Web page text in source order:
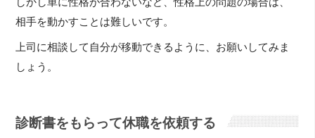
しかし単に性格が合わないなど、性格上の問題の場合は、
相手を動かすことは難しいです。
上司に相談して自分が移動できるように、お願いしてみま
しょう。
診断書をもらって休職を依頼する